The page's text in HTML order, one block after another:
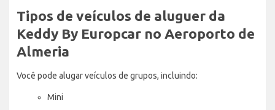
Tipos de veículos de aluguer da
Keddy By Europcar no Aeroporto de
Almeria
Você pode alugar veículos de grupos, incluindo:
Mini